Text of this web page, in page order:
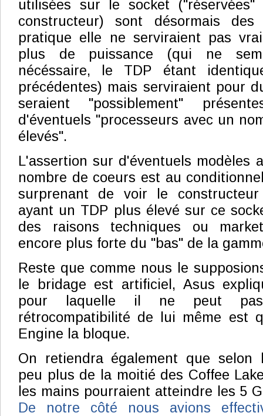
utilisées sur le socket
constructeur) sont désormais
pratique elle ne serviraient pas
plus de puissance (qui ne
nécéssaire, le TDP étant
précédentes) mais serviraient pour
seraient "possiblement"
d'éventuels "processeurs avec un
élevés".
L'assertion sur d'éventuels modèles
nombre de coeurs est au
surprenant de voir le
ayant un TDP plus élevé sur ce
des raisons techniques ou
encore plus forte du "bas" de la
Reste que comme nous le
le bridage est artificiel, Asus
pour laquelle il ne peut pas
rétrocompatibilité de lui même est
Engine la bloque.
On retiendra également que selon
peu plus de la moitié des Coffee
les mains pourraient atteindre les 5
De notre côté nous avions